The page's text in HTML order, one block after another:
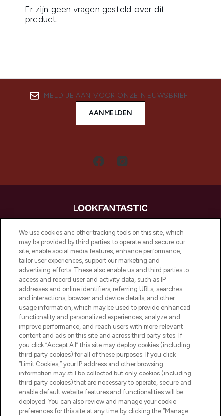
MELD JE AAN VOOR ONZE NIEUWSBRIEF
AANMELDEN
LOOKFANTASTIC is de ultieme online
beautybestemming van Europa, met de
beste huidverzorging, haarproducten en
make-up van meer dan 200 topmerken.
Shop online of via de app, met gratis
verzending vanaf €40.
Cookie-toestemming
Do Not Sell or Share My Personal
Information
HELP & INFORMATIE
BEDRIJFSINFORMATIE
OVER LOOKFANTASTIC
We use cookies and other tracking tools on this site, which
may be provided by third parties, to operate and secure our
site, enable social media features, enhance performance,
tailor user experiences, support our marketing and
advertising efforts. These also enable us and third parties to
access and record user and activity data, such as IP
addresses and online identifiers, referring URLs, searches
and interactions, browser and device details, and other
usage information, which may be used to provide enhanced
functionality and personalized experiences, analyze and
improve performance, and reach users with more relevant
content and ads on this site and across third party sites. If
you click “Accept All” this site may deploy cookies (including
third party cookies) for all of these purposes. If you click
“Limit Cookies,” your IP address and other browsing
information may still be collected but only cookies (including
third party cookies) that are necessary to operate, secure and
enable default website features and functionalities will be
deployed. You can also review and manage your cookie
preferences for this site at any time by clicking the “Manage